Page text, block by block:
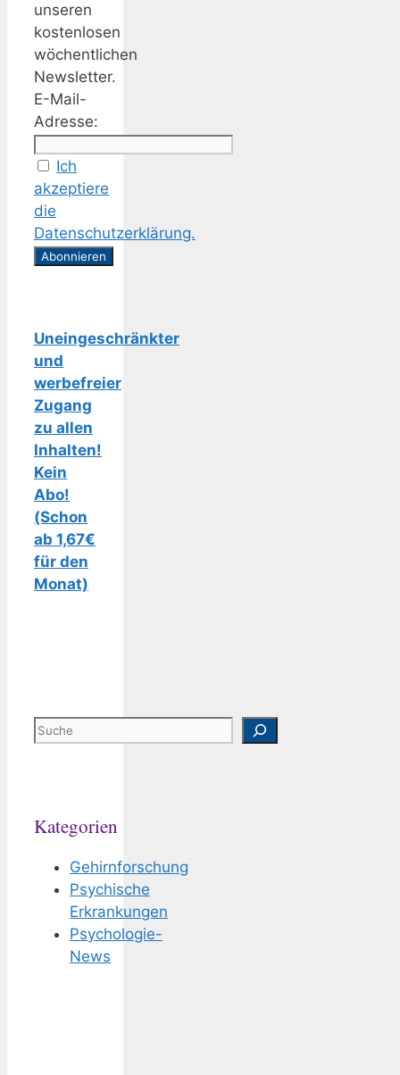
unseren
kostenlosen
wöchentlichen
Newsletter.
E-Mail-
Adresse:
Ich
akzeptiere
die
Datenschutzerklärung.
Uneingeschränkter
und
werbefreier
Zugang
zu allen
Inhalten!
Kein
Abo!
(Schon
ab 1,67€
für den
Monat)
Suchen
Kategorien
Gehirnforschung
Psychische
Erkrankungen
Psychologie-
News